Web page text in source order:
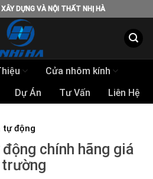
DỰNG VÀ NỘI THẤT NHỊ HÀ
Cửa nhôm kính
Dự Án Tư Vấn Liên Hệ
tự động
chính hãng giá